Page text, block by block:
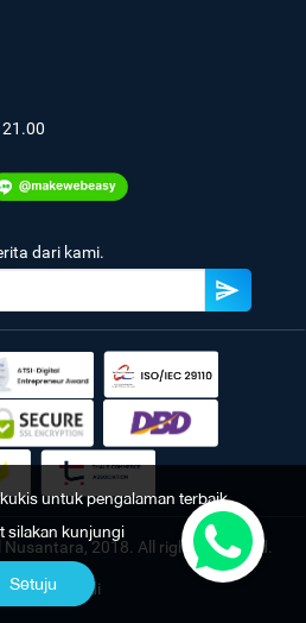
dari kami.
2018. All rights reserved.
Pribadi
untuk pengalaman terbaik
silakan kunjungi
Setuju